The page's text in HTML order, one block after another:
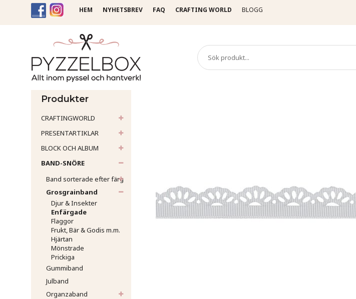
HEM NYHETSBREV FAQ CRAFTING WORLD BLOGG
Produkter
CRAFTINGWORLD
PRESENTARTIKLAR
BLOCK OCH ALBUM
BAND-SNÖRE
Band sorterade efter färg
Grosgrainband
Djur & Insekter
Enfärgade
Flaggor
Frukt, Bär & Godis m.m.
Hjärtan
Mönstrade
Prickiga
Gummiband
Julband
Organzaband